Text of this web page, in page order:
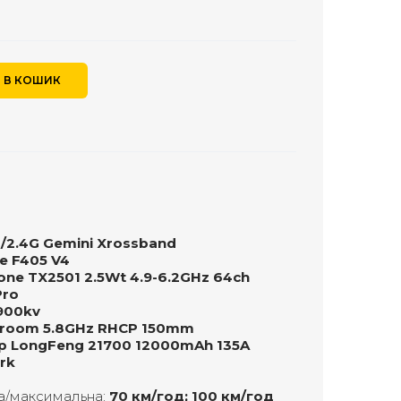
В КОШИК
2.4G Gemini Xrossband
F405 V4
TX2501 2.5Wt 4.9-6.2GHz 64ch
5.8GHz RHCP 150mm
21700 12000mAh 135A
максимальна: 70 км/год; 100 км/год